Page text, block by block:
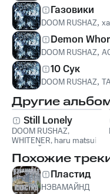
Газовики
DOOM RUSHAZ,
Demon
DOOM RUSHAZ,
10 Сук
DOOM RUSHAZ,
Другие
Still Lonely
DOOM RUSHAZ,
WHITENER, haru matsui
РЕДКИЙ
Похожие
Пластид
НЭВАМАЙНД